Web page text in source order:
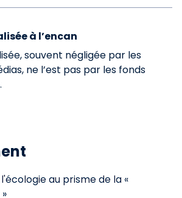
à l’encan
souvent négligée par les
ne l’est pas par les fonds